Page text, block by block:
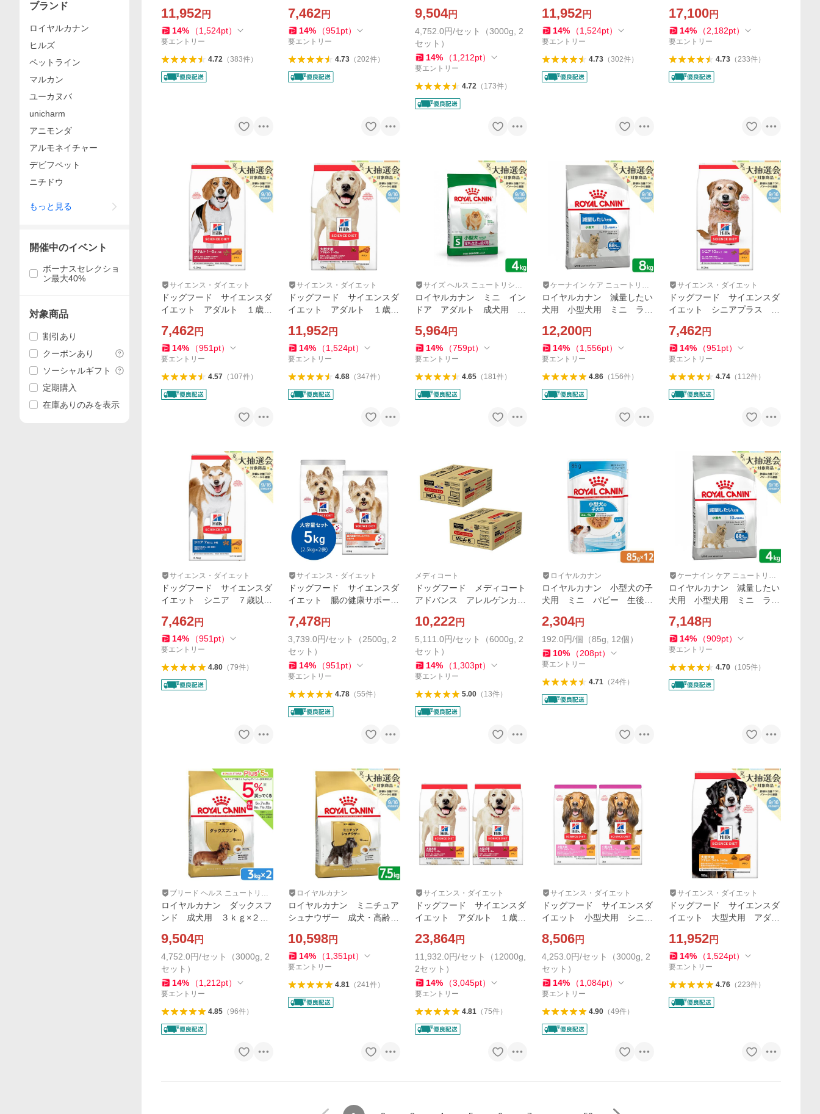
チキン １２ｋｇ ヒルズ
犬
11,952円
14% （1,524pt）
要エントリー
4.72（383件）
齢犬用 チキン ６．５ｋ
ｇ ヒルズ 犬
7,462円
14% （951 pt）
要エントリー
4.73（202件）
9,504円
4,752.0円/セット（3000g, 2
セット）
14% （1,212pt）
要エントリー
4.72（ 173件）
ン １２ｋｇ ヒルズ 犬
11,952円
14% （1,524pt）
要エントリー
4.73（302件）
大型犬 お一人様１点限り
ジップ付
17,100円
14% （2,182pt）
要エントリー
4.73（233件）
サイエンス・ダイエット
ドッグフード サイエンスダ
イエット アダルト １歳〜
ン ６．５ｋｇ ヒルズ 犬
7,462円
14% （951 pt）
要エントリー
4.57（ 107件）
サイエンス・ダイエット
ドッグフード サイエンスダ
イエット アダルト １歳〜
チキン １２ｋｇ ヒルズ
犬
11,952円
14% （1,524pt）
要エントリー
4.68（347件）
サイズ ヘルス ニュートリショ
ン
ロイヤルカナン ミニ イン
ドア アダルト 成犬用 ４
６４７ ジップ付 小型犬
お一人様５点限り
5,964円
14% （759pt）
要エントリー
4.65（ 181件）
ケーナイン ケア ニュートリシ
ョン
ロイヤルカナン 減量したい
犬用 小型犬用 ミニ ライ
月齢以上 ８ｋｇ ジップ付
（ドッグフード）
12,200円
14% （1,556pt）
要エントリー
4.86（ 156件）
サイエンス・ダイエット
ドッグフード サイエンスダ
イエット シニアプラス １
チキン ６．５ｋｇ ヒル
ズ 犬
7,462円
14% （951 pt）
要エントリー
4.74（ 112件）
サイエンス・ダイエット
ドッグフード サイエンスダ
イエット シニア ７歳以
ン ６．５ｋｇ ヒルズ 犬
7,462円
14% （951 pt）
要エントリー
4.80（79件）
サイエンス・ダイエット
ドッグフード サイエンスダ
イエット 腸の健康サポート
の成犬・高齢犬用 チキン
２．５ｋｇ×２袋 ヒルズ
犬
7,478円
3,739.0円/セット（2500g, 2
セット）
14% （951 pt）
要エントリー
4.78（55件）
メディコート
ドッグフード メディコート
アドバンス アレルゲンカッ
ｋｇ（５００ｇ×１２袋）×２
10,222円
5,111.0円/セット（6000g, 2
セット）
14% （1,303pt）
要エントリー
5.00（ 13件）
ロイヤルカナン
ロイヤルカナン 小型犬の子
犬用 ミニ パピー 生後１
袋 パウチ （ドッグフー
ド ウェット） お一人様５
点限り
2,304円
192.0円/個（85g, 12個）
10% （208pt）
要エントリー
4.71（24件）
ケーナイン ケア ニュートリシ
ョン
ロイヤルカナン 減量したい
犬用 小型犬用 ミニ ライ
月齢以上 ４ｋｇ ジップ付
（ドライ）
7,148円
14% （909pt）
要エントリー
4.70（ 105件）
ブリード ヘルス ニュートリシ
ョン
ロイヤルカナン ダックスフ
ンド 成犬用 ３ｋｇ×２
限り
9,504円
4,752.0円/セット（3000g, 2
セット）
14% （1,212pt）
要エントリー
4.85（96件）
ロイヤルカナン
ロイヤルカナン ミニチュア
シュナウザー 成犬・高齢犬
小型犬 お一人様５点限り
10,598円
14% （1,351 pt）
要エントリー
4.81（241件）
サイエンス・ダイエット
ドッグフード サイエンスダ
イエット アダルト １歳〜
チキン １２ｋｇ×２袋 ヒ
ルズ 犬
23,864円
11,932.0円/セット（12000g,
2セット）
14% （3,045pt）
要エントリー
4.81（75件）
サイエンス・ダイエット
ドッグフード サイエンスダ
イエット 小型犬用 シニア
の高齢犬用 チキン ３ｋｇ
×２袋 ヒルズ 犬
8,506円
4,253.0円/セット（3000g, 2
セット）
14% （1,084pt）
要エントリー
4.90（49件）
サイエンス・ダイエット
ドッグフード サイエンスダ
イエット 大型犬用 アダル
傾向の成犬用 チキン １２
ｋｇ ヒルズ 犬
11,952円
14% （1,524pt）
要エントリー
4.76（223件）
ブランド
ロイヤルカナン
ヒルズ
ペットライン
マルカン
ユーカヌバ
unicharm
アニモンダ
アルモネイチャー
デビフペット
ニチドウ
もっと見る
開催中のイベント
ボーナスセレクショ
ン最大40%
対象商品
割引あり
クーポンあり
ソーシャルギフト
定期購入
在庫ありのみを表示